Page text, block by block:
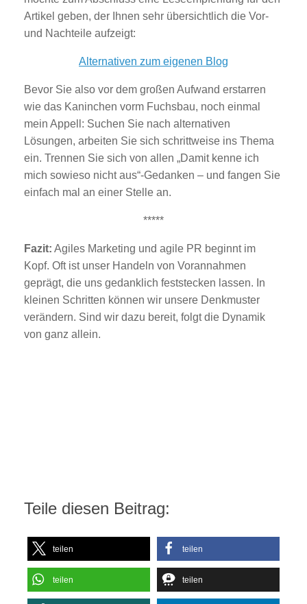
Artikel geben, der Ihnen sehr übersichtlich die Vor-
und Nachteile aufzeigt:
Alternativen zum eigenen Blog
Bevor Sie also vor dem großen Aufwand erstarren
wie das Kaninchen vorm Fuchsbau, noch einmal
mein Appell: Suchen Sie nach alternativen
Lösungen, arbeiten Sie sich schrittweise ins Thema
ein. Trennen Sie sich von allen „Damit kenne ich
mich sowieso nicht aus“-Gedanken – und fangen Sie
einfach mal an einer Stelle an.
*****
Fazit: Agiles Marketing und agile PR beginnt im
Kopf. Oft ist unser Handeln von Vorannahmen
geprägt, die uns gedanklich feststecken lassen. In
kleinen Schritten können wir unsere Denkmuster
verändern. Sind wir dazu bereit, folgt die Dynamik
von ganz allein.
Teile diesen Beitrag:
teilen teilen
teilen teilen